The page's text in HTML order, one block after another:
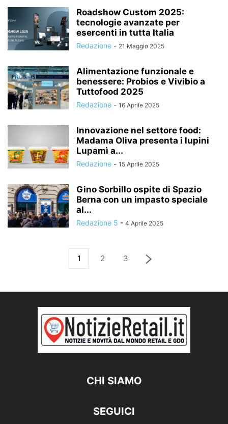
Roadshow Custom 2025:
tecnologie avanzate per
esercenti in tutta Italia
Redazione - 21 Maggio 2025
Alimentazione funzionale e
benessere: Probios e Vivibio a
Tuttofood 2025
Redazione - 16 Aprile 2025
Innovazione nel settore food:
Madama Oliva presenta i lupini
Lupamì a...
Redazione - 15 Aprile 2025
Gino Sorbillo ospite di Spazio
Berna con un impasto speciale
al...
Redazione 5 - 4 Aprile 2025
1 2 3
CHI SIAMO
SEGUICI